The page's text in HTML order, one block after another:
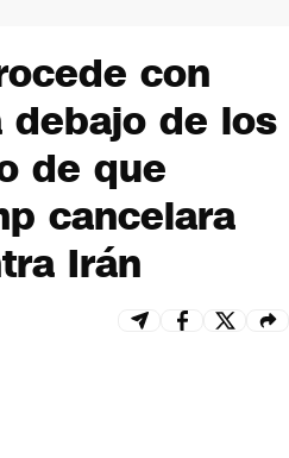
con
debajo de los
de que
cancelara
Irán